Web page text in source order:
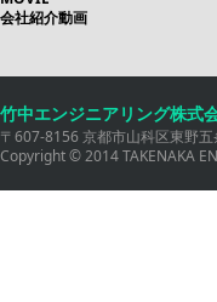
会社紹介動画
竹中エンジニアリング株式
〒607-8156 京都市山科区東野
Copyright © 2014 TAKENAKA